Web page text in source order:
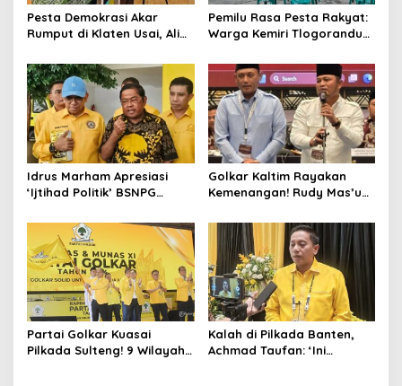
Pesta Demokrasi Akar
Rumput di Klaten Usai, Alim
Kursi Ketua RW 04 Kemiri
Pemilu Rasa Pesta Rakyat:
Warga Kemiri Tlogorandu
Demokratis, Rebutan Door
Prize Menarik!
Idrus Marham Apresiasi
‘Ijtihad Politik’ BSNPG
Agar Rakyat Jadi Aktor
Utama di Pemilu!
Golkar Kaltim Rayakan
Kemenangan! Rudy Mas’ud-
MK Tegaskan Hasil Pilgub
Partai Golkar Kuasai
Pilkada Sulteng! 9 Wilayah
Kalah di Pilkada Banten,
Achmad Taufan: ‘Ini